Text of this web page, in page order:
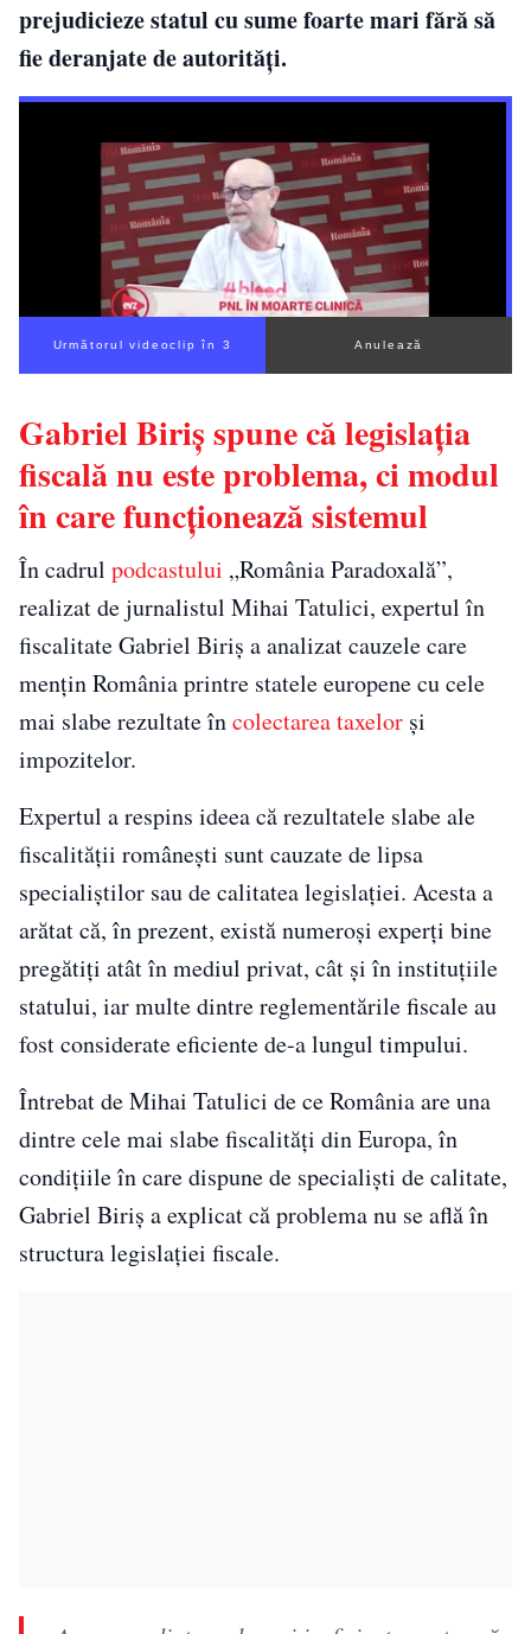
prejudicieze statul cu sume foarte mari fără să
fie deranjate de autorități.
Următorul videoclip în 2 Anulează
Gabriel Biriș spune că legislația
fiscală nu este problema, ci modul
în care funcționează sistemul
În cadrul podcastului „România Paradoxală”,
realizat de jurnalistul Mihai Tatulici, expertul în
fiscalitate Gabriel Biriș a analizat cauzele care
mențin România printre statele europene cu cele
mai slabe rezultate încolectarea taxelor și
impozitelor.
Expertul a respins ideea că rezultatele slabe ale
fiscalității românești sunt cauzate de lipsa
specialiștilor sau de calitatea legislației. Acesta a
arătat că, în prezent, există numeroși experți bine
pregătiți atât în mediul privat, cât și în instituțiile
statului, iar multe dintre reglementările fiscale au
fost considerate eficiente de-a lungul timpului.
Întrebat de Mihai Tatulici de ce România are una
dintre cele mai slabe fiscalități din Europa, în
condițiile în care dispune de specialiști de calitate,
Gabriel Biriș a explicat că problema nu se află în
structura legislației fiscale.